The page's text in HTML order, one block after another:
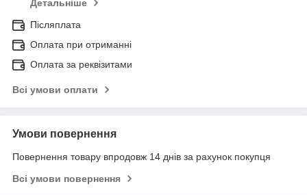
Детальніше
Післяплата
Оплата при отриманні
Оплата за реквізитами
Всі умови оплати
Умови повернення
Повернення товару впродовж 14 днів за рахунок покупця
Всі умови повернення